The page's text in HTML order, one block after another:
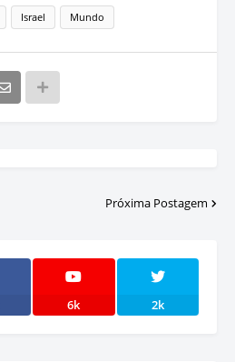
Israel Mundo
Próxima Postagem
6k 2k